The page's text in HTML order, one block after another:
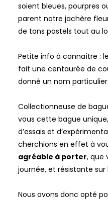
soient bleues, pourpres
parent notre jachère
de tons pastels tout au
Petite info à connaître :
fait une centaurée de
donné un nom particulier.
Collectionneuse de
vous cette bague
d’essais et
cherchions en effet à
agréable à porter, que
journée, et résistante sur
Nous avons donc opté